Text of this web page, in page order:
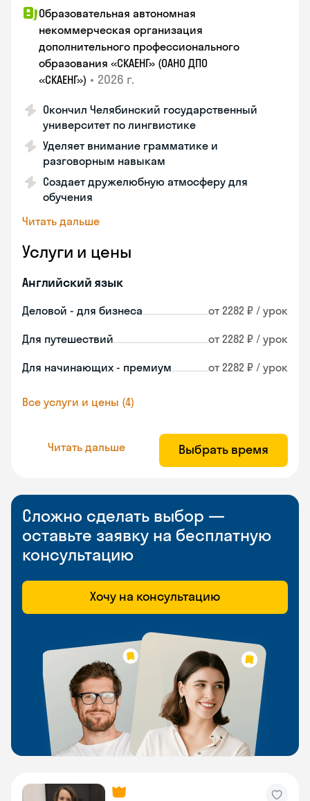
Образовательная автономная
некоммерческая организация
дополнительного профессионального
образования «СКАЕНГ» (ОАНО ДПО
«СКАЕНГ») • 2026 г.
Окончил Челябинский государственный
университет по лингвистике
Уделяет внимание грамматике и
разговорным навыкам
Создает дружелюбную атмосферу для
обучения
Читать дальше
Услуги и цены
Английский язык
Деловой - для бизнеса от 2282 ₽ / урок
Для путешествий от 2282 ₽ / урок
Для начинающих - премиум от 2282 ₽ / урок
Все услуги и цены (4)
Читать дальше Выбрать время
Сложно сделать выбор —
оставьте заявку на бесплатную
консультацию
Хочу на консультацию